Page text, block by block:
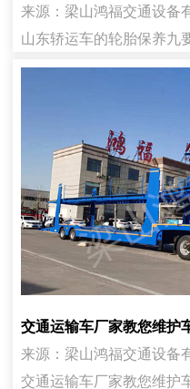
来源：梁山鸿福交通设备
山东轿运车的轮胎保养九
交通运输车厂家教您维护
来源：梁山鸿福交通设备
交通运输车厂家教您维护